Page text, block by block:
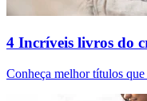
4 Incríveis livros do
Conheça melhor títulos que